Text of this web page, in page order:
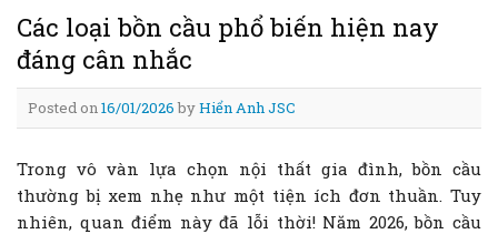
Các loại bồn cầu phổ biến hiện nay
đáng cân nhắc
Posted on16/01/2026 byHiển Anh JSC
Trong vô vàn lựa chọn nội thất gia đình, bồn cầu
thường bị xem nhẹ như một tiện ích đơn thuần. Tuy
nhiên, quan điểm này đã lỗi thời! Năm 2026, bồn cầu